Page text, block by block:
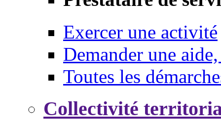
Exercer une activité
Demander une
Toutes les
Collectivité